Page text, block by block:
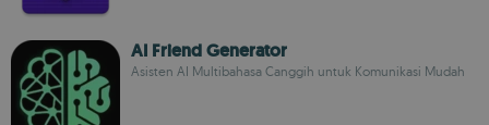
AI Friend Generator
Asisten AI Multibahasa Canggih untuk Komunikasi Mudah